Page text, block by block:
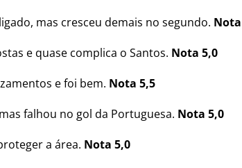
mas cresceu demais no segundo.
e quase complica o Santos. Nota 5,0
e foi bem. Nota 5,5
falhou no gol da Portuguesa. Nota 5,0
a área. Nota 5,0